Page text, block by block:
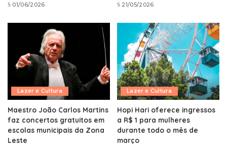
01/06/2026 21/05/2026
Lazer e Cultura
Maestro João Carlos Martins
faz concertos gratuitos em
escolas municipais da Zona
Leste
Lazer e Cultura
Hopi Hari oferece ingressos
a R$ 1 para mulheres
durante todo o mês de
março